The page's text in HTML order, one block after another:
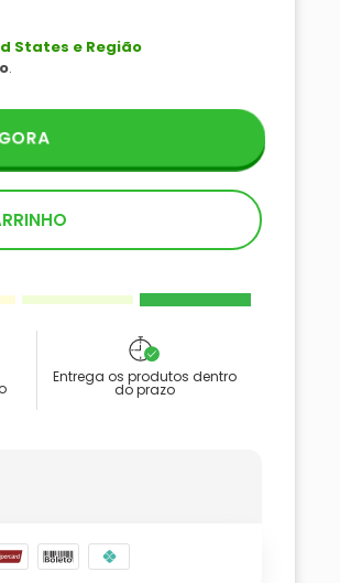
States e Região
.
Entrega os produtos dentro
do prazo